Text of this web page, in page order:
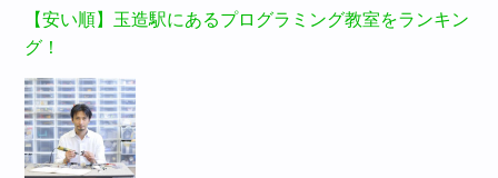
【安い順】玉造駅にあるプログラミング教室をランキン
グ！